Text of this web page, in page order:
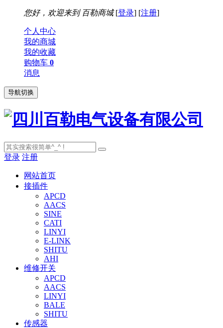
您好，欢迎来到 百勒商城[登录] [注册]
个人中心
我的商城
我的收藏
购物车 0
消息
导航切换
登录 注册
网站首页
接插件
APCD
AACS
SINE
CATI
LINYI
E-LINK
SHITU
AHI
维修开关
APCD
AACS
LINYI
BALE
SHITU
传感器